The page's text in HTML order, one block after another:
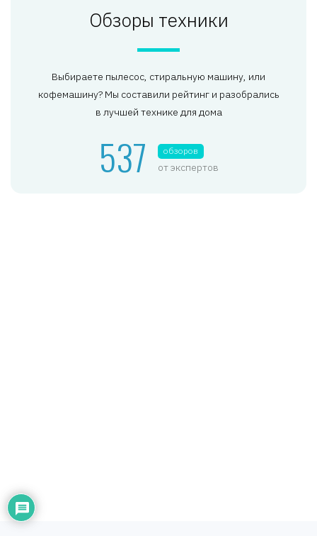
Обзоры техники
Выбираете пылесос, стиральную машину, или
кофемашину? Мы составили рейтинг и разобрались
в лучшей технике для дома
537 обзоров
от экспертов